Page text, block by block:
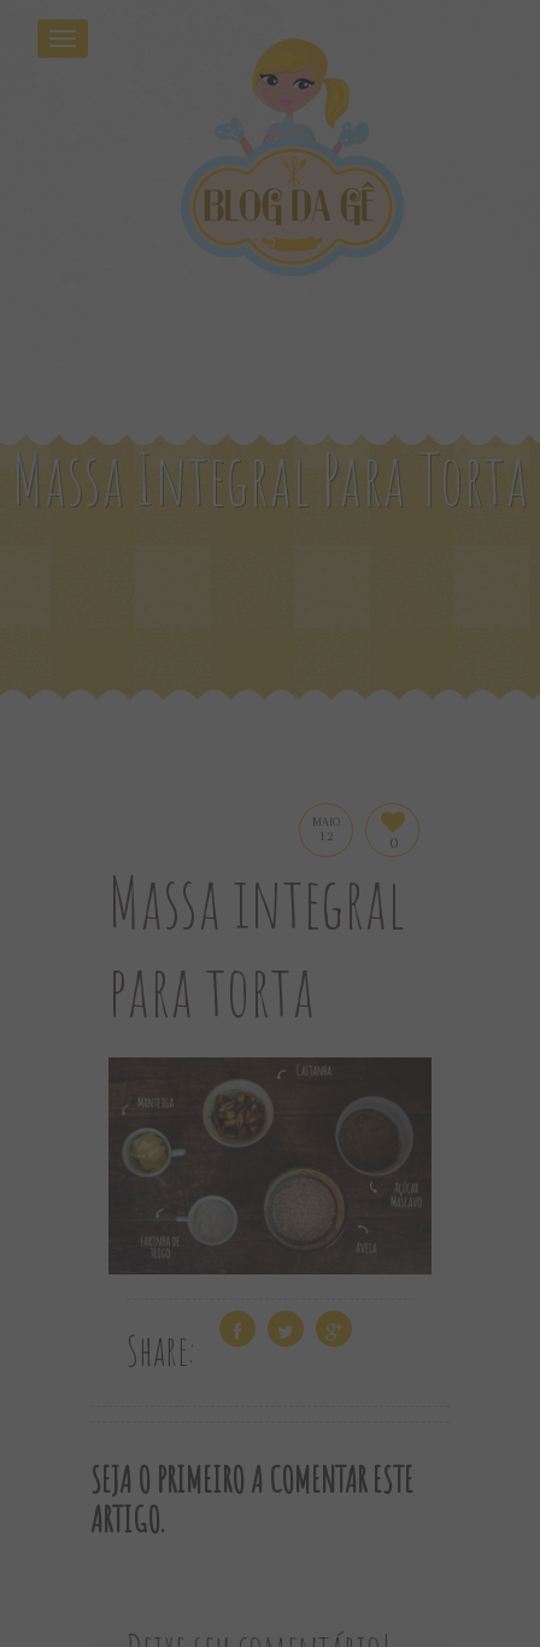
Massa Integral Para Torta
MAIO
12 0
Massa integral
para torta
Share:
SEJA O PRIMEIRO A COMENTAR ESTE
ARTIGO.